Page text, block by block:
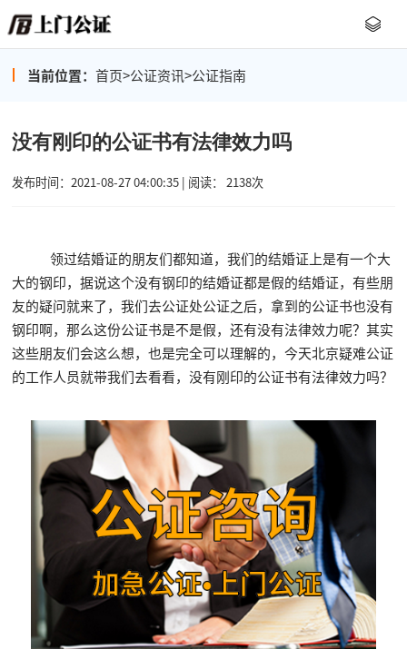
当前位置： 首页>公证资讯>公证指南
没有刚印的公证书有法律效力吗
发布时间：2021-08-27 04:00:35 | 阅读： 2138次
领过结婚证的朋友们都知道，我们的结婚证上是有一个大
大的钢印，据说这个没有钢印的结婚证都是假的结婚证，有些朋
友的疑问就来了，我们去公证处公证之后，拿到的公证书也没有
钢印啊，那么这份公证书是不是假，还有没有法律效力呢？其实
这些朋友们会这么想，也是完全可以理解的，今天北京疑难公证
的工作人员就带我们去看看，没有刚印的公证书有法律效力吗？